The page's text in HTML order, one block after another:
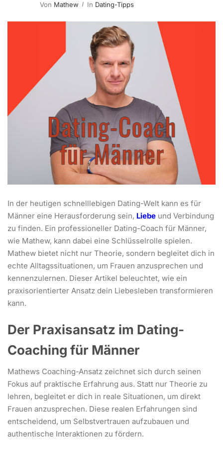
Von Mathew In Dating-Tipps
In der heutigen schnelllebigen Dating-Welt kann es für
Männer eine Herausforderung sein, Liebe und Verbindung
zu finden. Ein professioneller Dating-Coach für Männer,
wie Mathew, kann dabei eine Schlüsselrolle spielen.
Mathew bietet nicht nur Theorie, sondern begleitet dich in
echte Alltagssituationen, um Frauen anzusprechen und
kennenzulernen. Dieser Artikel beleuchtet, wie ein
praxisorientierter Ansatz dein Liebesleben transformieren
kann.
Der Praxisansatz im Dating-
Coaching für Männer
Mathews Coaching-Ansatz zeichnet sich durch seinen
Fokus auf praktische Erfahrung aus. Statt nur Theorie zu
lehren, begleitet er dich in reale Situationen, um direkt
Frauen anzusprechen. Diese realen Erfahrungen sind
entscheidend, um Selbstvertrauen aufzubauen und
authentische Interaktionen zu fördern.